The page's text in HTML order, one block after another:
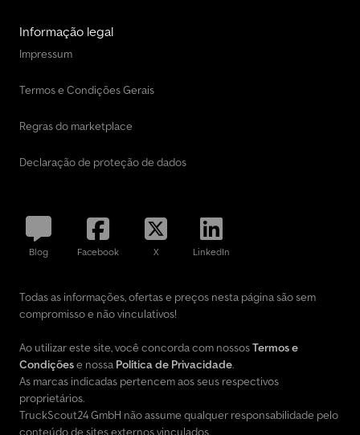
Informação legal
Impressum
Termos e Condições Gerais
Regras do marketplace
Declaração de proteção de dados
Blog Facebook X LinkedIn
Todas as informações, ofertas e preços nesta página são sem
compromisso e não vinculativos!
Ao utilizar este site, você concorda com nossosTermos e
Condiçõese nossa Política de Privacidade.
As marcas indicadas pertencem aos seus respectivos
proprietários.
TruckScout24 GmbH não assume qualquer responsabilidade pelo
conteúdo de sites externos vinculados.